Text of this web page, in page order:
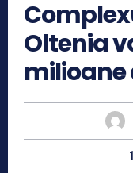
Oltenia
milioane